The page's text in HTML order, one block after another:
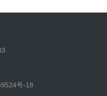
号-18